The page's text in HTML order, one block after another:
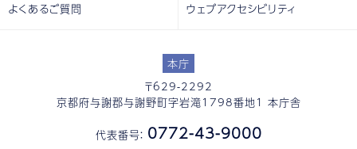
本庁
〒629-2292
京都府与謝郡与謝野町字岩滝1798番地1 本庁舎
代表番号： 0772-43-9000
よくあるご質問 ウェブアクセシビリティ